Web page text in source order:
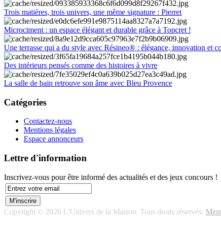
Trois matières, trois univers, une même signature : Pierret
Microciment : un espace élégant et durable grâce à Topcret !
Une terrasse qui a du style avec Résineo® : élégance, innovation et
Des intérieurs pensés comme des histoires à vivre
La salle de bain retrouve son âme avec Bleu Provence
Catégories
Contactez-nous
Mentions légales
Espace annonceurs
Lettre d'information
Inscrivez-vous pour être informé des actualités et des jeux concours !
Copyright © 2026 L'Univers de la Maison. Tous droits réservés.